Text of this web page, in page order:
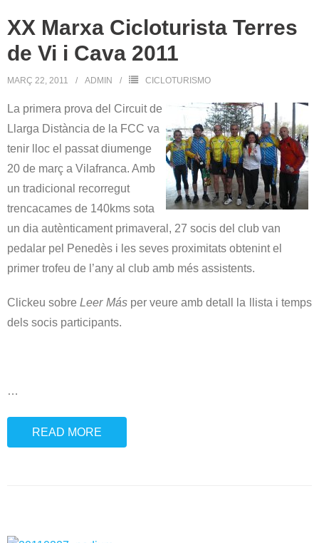
XX Marxa Cicloturista Terres
de Vi i Cava 2011
MARÇ 22, 2011 ADMIN CICLOTURISMO
La primera prova del Circuit de
Llarga Distància de la FCC va
tenir lloc el passat diumenge
20 de març a Vilafranca. Amb
un tradicional recorregut
trencacames de 140kms sota
un dia autènticament primaveral, 27 socis del club van
pedalar pel Penedès i les seves proximitats obtenint el
primer trofeu de l’any al club amb més assistents.
Clickeu sobre Leer Másper veure amb detall la llista i temps
dels socis participants.
…
READ MORE